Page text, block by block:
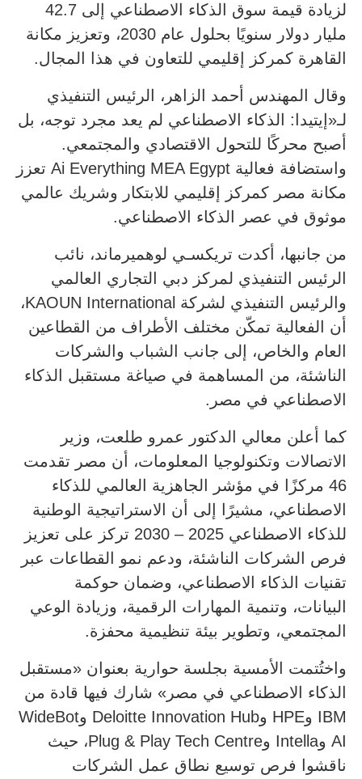
لزيادة قيمة سوق الذكاء الاصطناعي إلى 42.7
مليار دولار سنويًا بحلول عام 2030، وتعزيز مكانة
القاهرة كمركز إقليمي للتعاون في هذا المجال.
وقال المهندس أحمد الزاهر، الرئيس التنفيذي
لـ«إيتيدا: الذكاء الاصطناعي لم يعد مجرد توجه، بل
أصبح محركًا للتحول الاقتصادي والمجتمعي.
واستضافة فعالية Ai Everything MEA Egypt تعزز
مكانة مصر كمركز إقليمي للابتكار وشريك عالمي
موثوق في عصر الذكاء الاصطناعي.
من جانبها، أكدت تريكسـي لوهميرماند، نائب
الرئيس التنفيذي لمركز دبي التجاري العالمي
والرئيس التنفيذي لشركة KAOUN International،
أن الفعالية تمكّن مختلف الأطراف من القطاعين
العام والخاص، إلى جانب الشباب والشركات
الناشئة، من المساهمة في صياغة مستقبل الذكاء
الاصطناعي في مصر.
كما أعلن معالي الدكتور عمرو طلعت، وزير
الاتصالات وتكنولوجيا المعلومات، أن مصر تقدمت
46 مركزًا في مؤشر الجاهزية العالمي للذكاء
الاصطناعي، مشيرًا إلى أن الاستراتيجية الوطنية
للذكاء الاصطناعي 2025 – 2030 تركز على تعزيز
فرص الشركات الناشئة، ودعم نمو القطاعات عبر
تقنيات الذكاء الاصطناعي، وضمان حوكمة
البيانات، وتنمية المهارات الرقمية، وزيادة الوعي
المجتمعي، وتطوير بيئة تنظيمية محفزة.
واختُتمت الأمسية بجلسة حوارية بعنوان «مستقبل
الذكاء الاصطناعي في مصر» شارك فيها قادة من
IBM وHPE وDeloitte Innovation Hub وWideBot
AI وIntella وPlug & Play Tech Centre، حيث
ناقشوا فرص توسيع نطاق عمل الشركات